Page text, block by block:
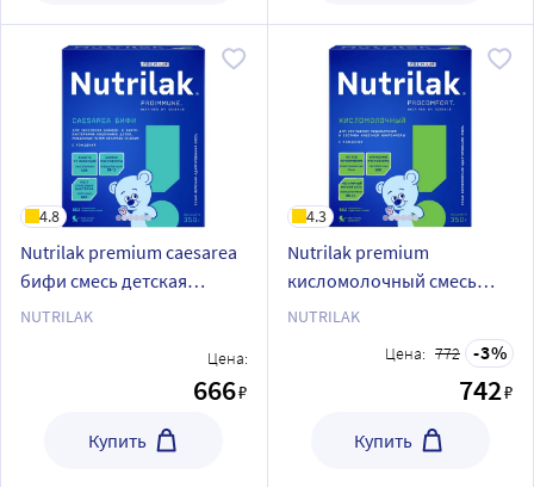
4.8
Nutrilak premium caesarea
бифи смесь детская
молочная сухая
NUTRILAK
Цена:
666₽
Купить
4.3
Nutrilak premium
кисломолочный смесь
детская сухая
адаптированная с 0-12 мес
NUTRILAK
Цена: 772 3
742₽
Купить